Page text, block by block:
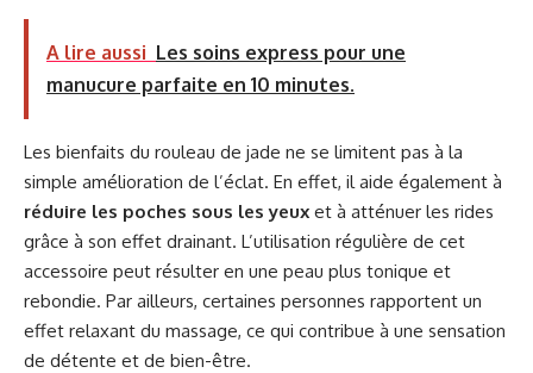
A lire aussi Les soins express pour une
manucure parfaite en 10 minutes.
Les bienfaits du rouleau de jade ne se limitent pas à la
simple amélioration de l’éclat. En effet, il aide également à
réduire les poches sous les yeux et à atténuer les rides
grâce à son effet drainant. L’utilisation régulière de cet
accessoire peut résulter en une peau plus tonique et
rebondie. Par ailleurs, certaines personnes rapportent un
effet relaxant du massage, ce qui contribue à une sensation
de détente et de bien-être.